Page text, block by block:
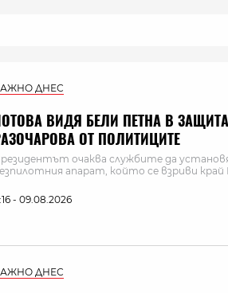
ДНЕС
ВИДЯ БЕЛИ ПЕТНА В
ОТ ПОЛИТИЦИТЕ
очаква службите да
апарат, който се взриви край
- 09.08.2026
ДНЕС